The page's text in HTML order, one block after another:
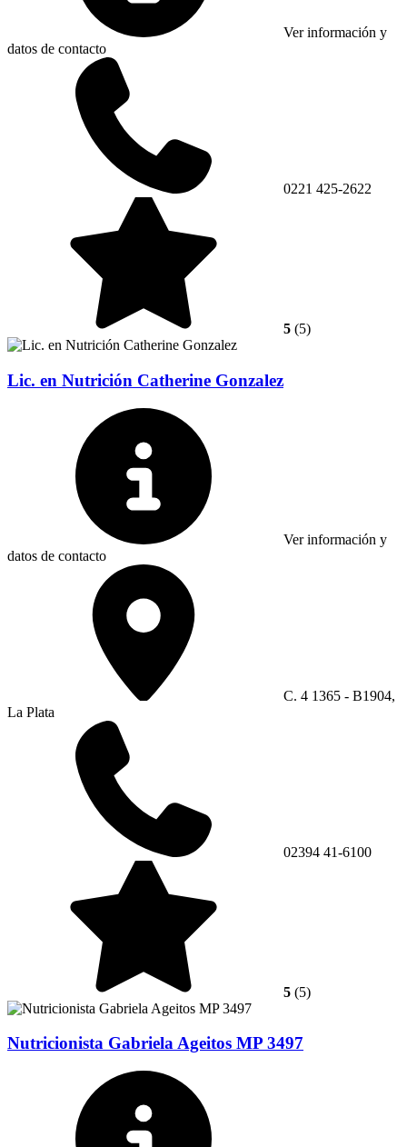
Ver información y
datos de contacto
0221 425-2622
5 (5)
Lic. en Nutrición Catherine Gonzalez
Ver información y
datos de contacto
C. 4 1365 - B1904,
La Plata
02394 41-6100
5 (5)
Nutricionista Gabriela Ageitos MP 3497